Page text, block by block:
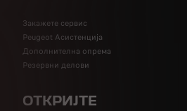
Закажете сервис
Peugeot Асистенција
Дополнителна опрема
Резервни делови
ОТКРИЈТЕ